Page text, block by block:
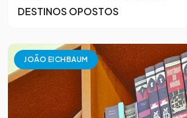
DESTINOS OPOSTOS
JOÃO EICHBAUM